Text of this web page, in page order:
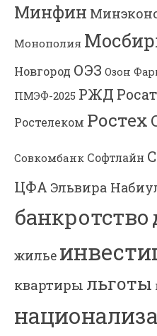
Минфин
Монополия
Новгород ОЭЗ Озон
ПМЭФ-2025 РЖД
Ростелеком Ростех
Совкомбанк Софтлайн
ЦФА Эльвира
банкротство
жилье
квартиры льготы